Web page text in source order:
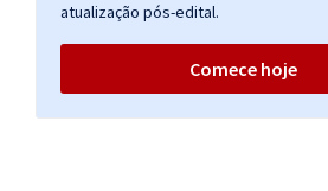
atualização pós-edital.
Comece hoje